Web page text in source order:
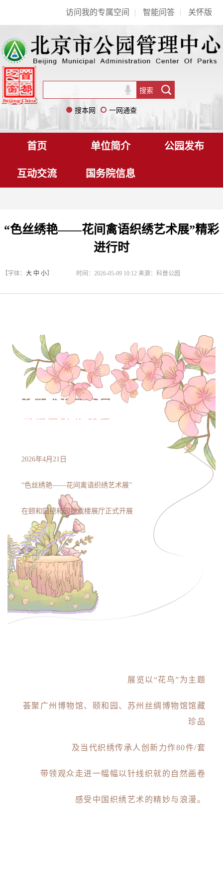
访问我的专属空间 | 智能问答 | 关怀版
搜本网 一网通查
首页 单位简介 公园发布
互动交流 国务院信息
“色丝绣艳——花间禽语织绣艺术展”精彩
进行时
时间：2026-05-09 10:12 来源：科普公园
【字体： 大 中 小】
鸟逐金针长羽毛
花随玉指添春色
2026年4月21日
“色丝绣艳——花间禽语织绣艺术展”
在颐和园德和园扮戏楼展厅正式开展
展览以“花鸟”为主题
荟聚广州博物馆、颐和园、苏州丝绸博物馆馆藏
珍品
及当代织绣传承人创新力作80件/套
带领观众走进一幅幅以针线织就的自然画卷
感受中国织绣艺术的精妙与浪漫。